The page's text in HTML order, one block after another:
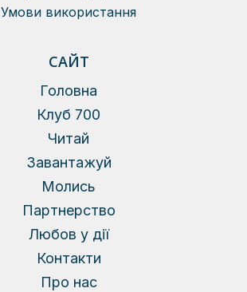
Умови використання
САЙТ
Головна
Клуб 700
Читай
Завантажуй
Молись
Партнерство
Любов у дії
Контакти
Про нас